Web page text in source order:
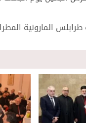
طرابلس المارونية